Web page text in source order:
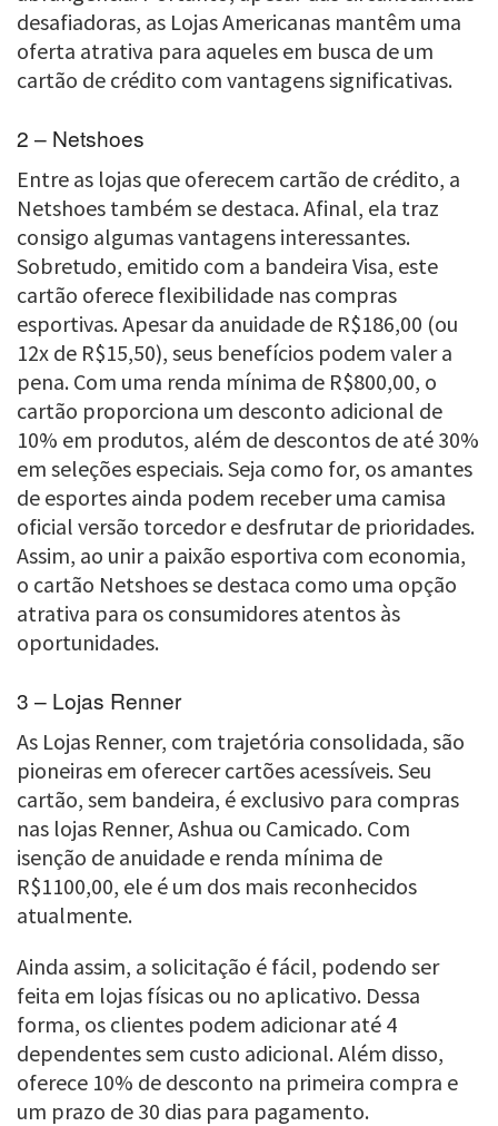
desafiadoras, as Lojas Americanas mantêm uma
oferta atrativa para aqueles em busca de um
cartão de crédito com vantagens significativas.
2 – Netshoes
Entre as lojas que oferecem cartão de crédito, a
Netshoes também se destaca. Afinal, ela traz
consigo algumas vantagens interessantes.
Sobretudo, emitido com a bandeira Visa, este
cartão oferece flexibilidade nas compras
esportivas. Apesar da anuidade de R$186,00 (ou
12x de R$15,50), seus benefícios podem valer a
pena. Com uma renda mínima de R$800,00, o
cartão proporciona um desconto adicional de
10% em produtos, além de descontos de até 30%
em seleções especiais. Seja como for, os amantes
de esportes ainda podem receber uma camisa
oficial versão torcedor e desfrutar de prioridades.
Assim, ao unir a paixão esportiva com economia,
o cartão Netshoes se destaca como uma opção
atrativa para os consumidores atentos às
oportunidades.
3 – Lojas Renner
As Lojas Renner, com trajetória consolidada, são
pioneiras em oferecer cartões acessíveis. Seu
cartão, sem bandeira, é exclusivo para compras
nas lojas Renner, Ashua ou Camicado. Com
isenção de anuidade e renda mínima de
R$1100,00, ele é um dos mais reconhecidos
atualmente.
Ainda assim, a solicitação é fácil, podendo ser
feita em lojas físicas ou no aplicativo. Dessa
forma, os clientes podem adicionar até 4
dependentes sem custo adicional. Além disso,
oferece 10% de desconto na primeira compra e
um prazo de 30 dias para pagamento.